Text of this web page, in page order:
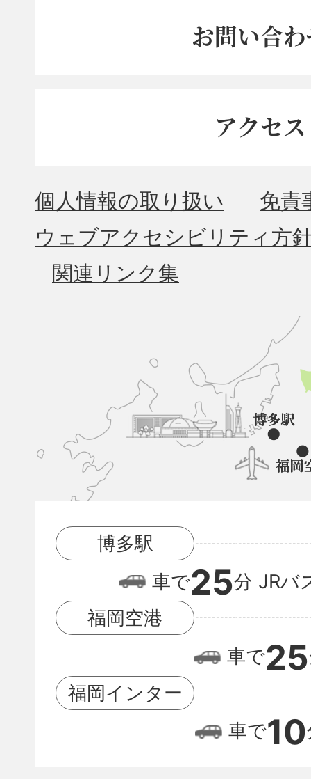
お問い合
アクセス
個人情報の取り扱い
免責
ウェブアクセシビリティ方
関連リンク集
山
町
と
駅
と
福
岡
空
の
博多駅
車で25分 JRバ
福岡空港
車で25
福岡インター
車で10